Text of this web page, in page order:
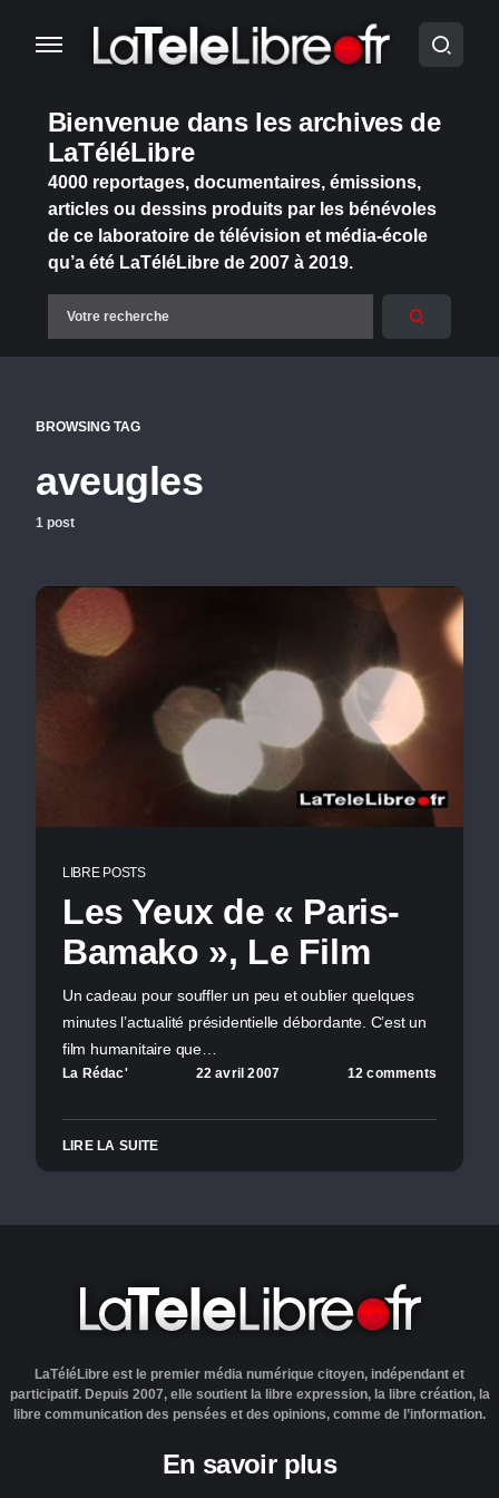
Bienvenue dans les archives de
LaTéléLibre
4000 reportages, documentaires, émissions,
articles ou dessins produits par les bénévoles
de ce laboratoire de télévision et média-école
qu’a été LaTéléLibre de 2007 à 2019.
BROWSING TAG
aveugles
1 post
LIBRE POSTS
Les Yeux de « Paris-
Bamako », Le Film
Un cadeau pour souffler un peu et oublier quelques
minutes l’actualité présidentielle débordante. C’est un
film humanitaire que…
La Rédac' 22 avril 2007 12 comments
LIRE LA SUITE
LaTéléLibre est le premier média numérique citoyen, indépendant et
participatif. Depuis 2007, elle soutient la libre expression, la libre création, la
libre communication des pensées et des opinions, comme de l’information.
En savoir plus